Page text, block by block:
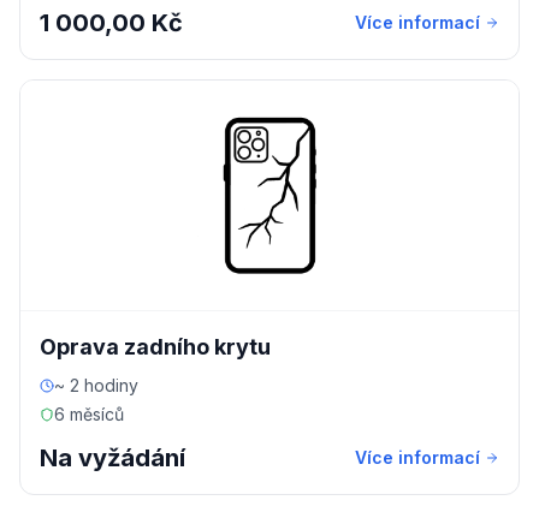
1 000,00 Kč Více informací
Oprava zadního krytu
~ 2 hodiny
6 měsíců
Na vyžádání Více informací